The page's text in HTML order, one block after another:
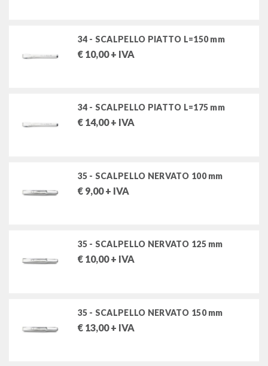
martelli speciali
mazzuole in gomma, plastica, nylon e rame
punte e scalpelli per edilizia
utensili per tagliare e manutenzioni varie
rivettatrici e rivetti
34 - SCALPELLO PIATTO L=150 mm
€ 10,00+ IVA
34 - SCALPELLO PIATTO L=175 mm
€ 14,00+ IVA
35 - SCALPELLO NERVATO 100 mm
€ 9,00+ IVA
35 - SCALPELLO NERVATO 125 mm
€ 10,00+ IVA
35 - SCALPELLO NERVATO 150 mm
€ 13,00+ IVA